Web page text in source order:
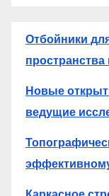
Отбойники
пространства
Новые
ведущие